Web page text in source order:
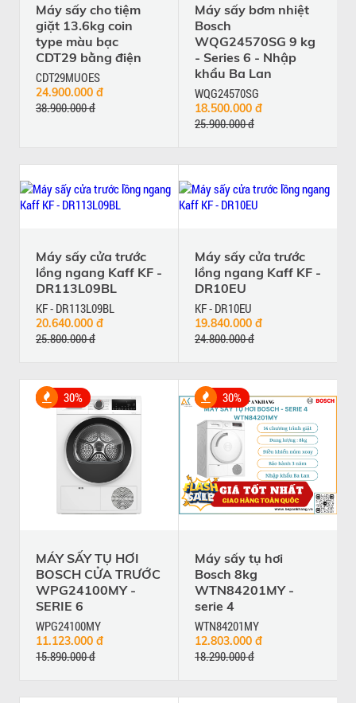
Máy sấy cho tiệm
giặt 13.6kg coin
type màu bạc
CDT29 bằng điện
CDT29MUOES
24.900.000 đ
38.900.000 đ
Máy sấy bơm nhiệt
Bosch
WQG24570SG 9 kg
- Series 6 - Nhập
khẩu Ba Lan
WQG24570SG
18.500.000 đ
25.900.000 đ
Máy sấy cửa trước
lồng ngang Kaff KF -
DR113L09BL
KF - DR113L09BL
20.640.000 đ
25.800.000 đ
Máy sấy cửa trước
lồng ngang Kaff KF -
DR10EU
KF - DR10EU
19.840.000 đ
24.800.000 đ
30%
MÁY SẤY TỤ HƠI
BOSCH CỬA TRƯỚC
WPG24100MY -
SERIE 6
WPG24100MY
11.123.000 đ
15.890.000 đ
30%
Máy sấy tụ hơi
Bosch 8kg
WTN84201MY -
serie 4
WTN84201MY
12.803.000 đ
18.290.000 đ